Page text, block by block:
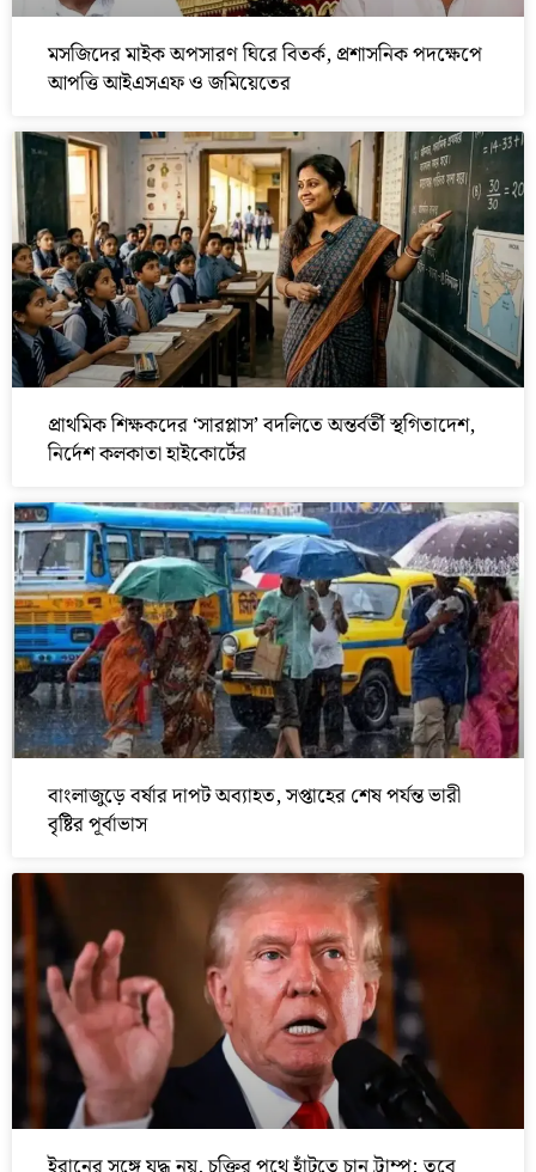
মসজিদের মাইক অপসারণ ঘিরে বিতর্ক, প্রশাসনিক পদক্ষেপে
আপত্তি আইএসএফ ও জমিয়েতের
প্রাথমিক শিক্ষকদের ‘সারপ্লাস’ বদলিতে অন্তর্বর্তী স্থগিতাদেশ,
নির্দেশ কলকাতা হাইকোর্টের
বাংলাজুড়ে বর্ষার দাপট অব্যাহত, সপ্তাহের শেষ পর্যন্ত ভারী
বৃষ্টির পূর্বাভাস